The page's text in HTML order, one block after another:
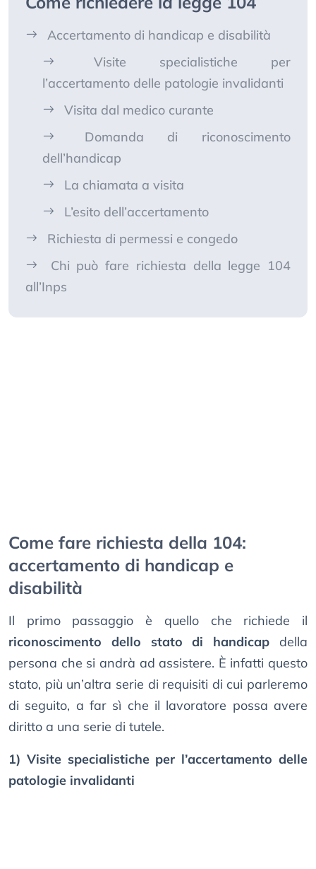
Accertamento di handicap e disabilità
Visite specialistiche per
l’accertamento delle patologie invalidanti
Visita dal medico curante
Domanda di riconoscimento
dell’handicap
La chiamata a visita
L’esito dell’accertamento
Richiesta di permessi e congedo
Chi può fare richiesta della legge 104
all’Inps
Come fare richiesta della 104:
accertamento di handicap e
disabilità
Il primo passaggio è quello che richiede il
riconoscimento dello stato di handicap della
persona che si andrà ad assistere. È infatti questo
stato, più un’altra serie di requisiti di cui parleremo
di seguito, a far sì che il lavoratore possa avere
diritto a una serie di tutele.
1) Visite specialistiche per l’accertamento delle
patologie invalidanti